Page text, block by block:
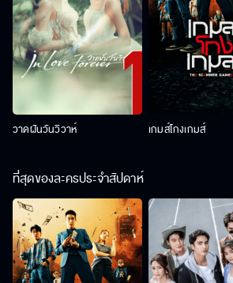
วาดฝันวันวิวาห์ เกมส์โกงเกมส์
ที่สุดของละครประจำสัปดาห์